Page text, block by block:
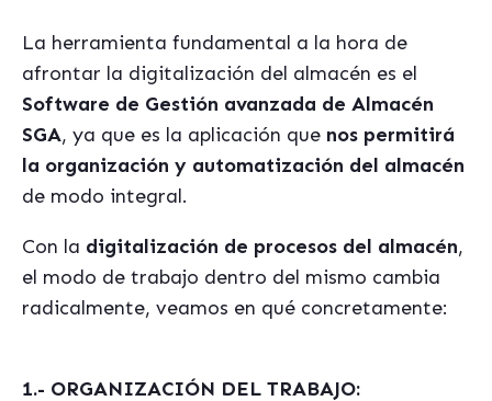
La herramienta fundamental a la hora de
afrontar la digitalización del almacén es el
Software de Gestión avanzada de Almacén
SGA, ya que es la aplicación que nos permitirá
la organización y automatización del almacén
de modo integral.
Con la digitalización de procesos del almacén,
el modo de trabajo dentro del mismo cambia
radicalmente, veamos en qué concretamente:
1.- ORGANIZACIÓN DEL TRABAJO: